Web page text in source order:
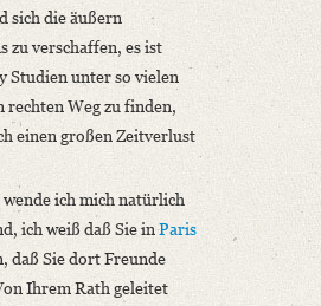
sich die äußern
zu verschaffen, es ist
Studien unter so vielen
rechten Weg zu finden,
einen großen Zeitverlust
ich mich natürlich
ich weiß daß Sie inParis
daß Sie dort Freunde
Ihrem Rath geleitet